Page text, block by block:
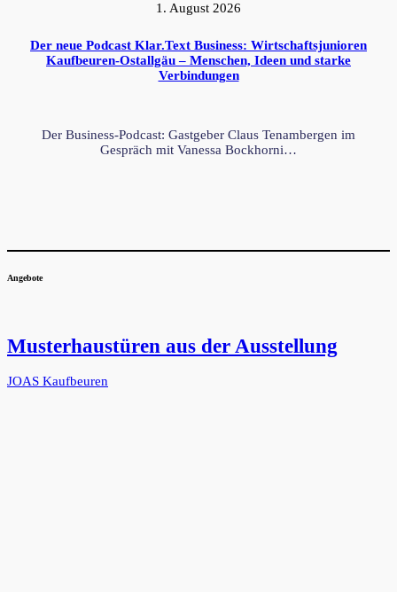
1. August 2026
Der neue Podcast Klar.Text Business: Wirtschaftsjunioren
Kaufbeuren-Ostallgäu – Menschen, Ideen und starke
Verbindungen
Der Business-Podcast: Gastgeber Claus Tenambergen im
Gespräch mit Vanessa Bockhorni…
Angebote
Musterhaustüren aus der Ausstellung
JOAS Kaufbeuren